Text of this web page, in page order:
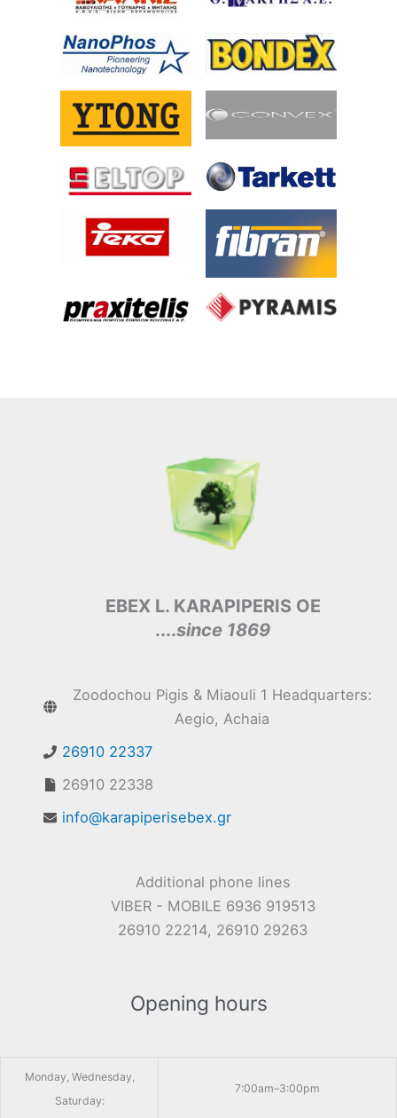
EBEX L. KARAPIPERIS OE
....since 1869
Zoodochou Pigis & Miaouli 1 Headquarters:
Aegio, Achaia
26910 22337
26910 22338
info@karapiperisebex.gr
Additional phone lines
VIBER - MOBILE 6936 919513
26910 22214, 26910 29263
Opening hours
Monday, Wednesday,
Saturday:
7:00am–3:00pm